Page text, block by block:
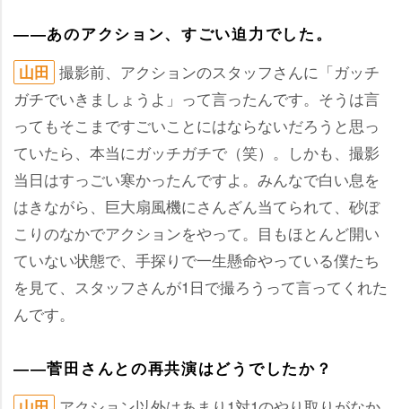
――あのアクション、すごい迫力でした。
山田 撮影前、アクションのスタッフさんに「ガッチ
ガチでいきましょうよ」って言ったんです。そうは言
ってもそこまですごいことにはならないだろうと思っ
ていたら、本当にガッチガチで（笑）。しかも、撮影
当日はすっごい寒かったんですよ。みんなで白い息を
はきながら、巨大扇風機にさんざん当てられて、砂ぼ
こりのなかでアクションをやって。目もほとんど開い
ていない状態で、手探りで一生懸命やっている僕たち
を見て、スタッフさんが1日で撮ろうって言ってくれた
んです。
――菅田さんとの再共演はどうでしたか？